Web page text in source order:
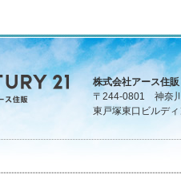
株式会社アース住販
〒244-0801 神奈
東戸塚東口ビルデ